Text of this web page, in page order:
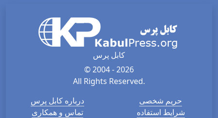
کابل پرس
© 2004 - 2026
All Rights Reserved.
درباره کابل پرس
تماس و همکاری
حریم شخصی
شرایط استفاده